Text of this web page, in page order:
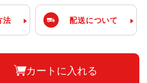
法 配送について
カートに入れる